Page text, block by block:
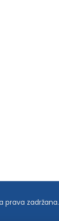
prava zadržana.